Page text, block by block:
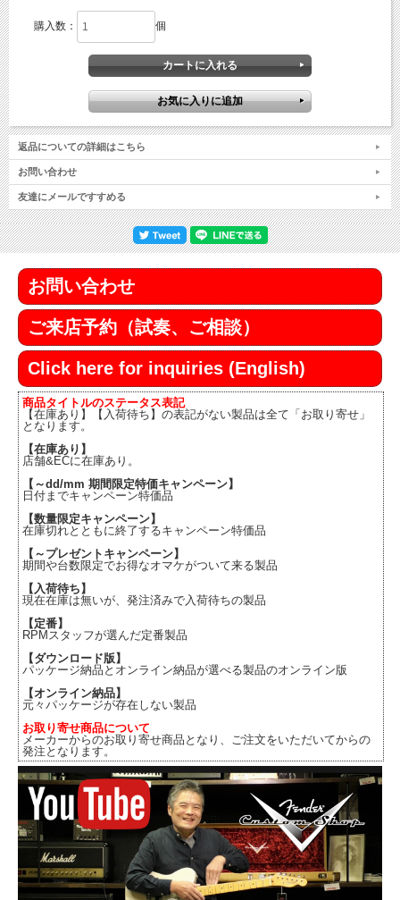
購入数： 個
返品についての詳細はこちら
お問い合わせ
友達にメールですすめる
お問い合わせ
ご来店予約（試奏、ご相談）
Click here for inquiries (English)
商品タイトルのステータス表記
【在庫あり】【入荷待ち】の表記がない製品は全て「お取り寄せ」
となります。
【在庫あり】
店舗&ECに在庫あり。
【～dd/mm 期間限定特価キャンペーン】
日付までキャンペーン特価品
【数量限定キャンペーン】
在庫切れとともに終了するキャンペーン特価品
【～プレゼントキャンペーン】
期間や台数限定でお得なオマケがついて来る製品
【入荷待ち】
現在在庫は無いが、発注済みで入荷待ちの製品
【定番】
RPMスタッフが選んだ定番製品
【ダウンロード版】
パッケージ納品とオンライン納品が選べる製品のオンライン版
【オンライン納品】
元々パッケージが存在しない製品
お取り寄せ商品について
メーカーからのお取り寄せ商品となり、ご注文をいただいてからの
発注となります。